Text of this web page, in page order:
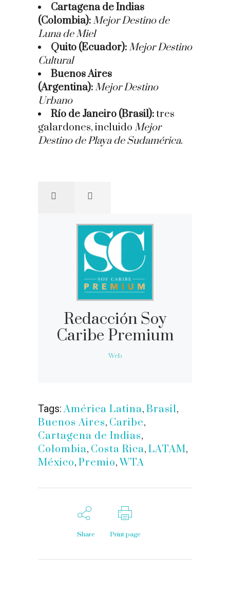
Cartagena de Indias
(Colombia): Mejor Destino de
Luna de Miel
Quito (Ecuador): Mejor Destino
Cultural
Buenos Aires
(Argentina): Mejor Destino
Urbano
Río de Janeiro (Brasil):tres
galardones, incluido Mejor
Destino de Playa de Sudamérica.
Redacción Soy
Caribe Premium
Web
Tags: América Latina, Brasil,
Buenos Aires, Caribe,
Cartagena de Indias,
Colombia, Costa Rica, LATAM,
México, Premio,WTA
Share Print page